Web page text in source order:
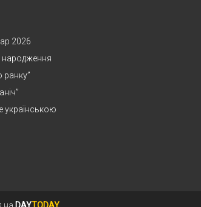
2026
народження
ранку”
українською